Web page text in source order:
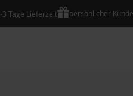
3 Tage Lieferzeit persönlicher